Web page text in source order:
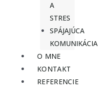
A
STRES
SPÁJAJÚCA
KOMUNIKÁCIA
O MNE
KONTAKT
REFERENCIE